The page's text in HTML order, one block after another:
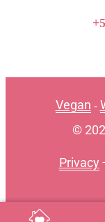
Vegan -
©
Privacy